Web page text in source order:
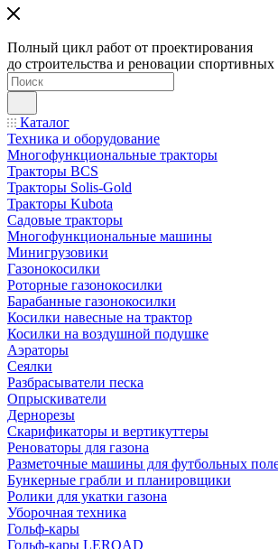
Полный цикл работ от проектирования
до строительства и реновации
Каталог
Техника и оборудование
Многофункциональные тракторы
Тракторы BCS
Тракторы Solis-Gold
Тракторы Kubota
Садовые тракторы
Многофункциональные машины
Минигрузовики
Газонокосилки
Роторные газонокосилки
Барабанные газонокосилки
Косилки навесные на трактор
Косилки на воздушной подушке
Аэраторы
Сеялки
Разбрасыватели песка
Опрыскиватели
Дернорезы
Скарификаторы и вертикуттеры
Реноваторы для газона
Разметочные машины для футбольных
Бункерные грабли и планировщики
Ролики для укатки газона
Уборочная техника
Гольф-кары
Гольф-кары LEROAD